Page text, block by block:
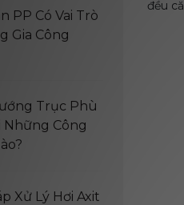
đều
PP Có Vai Trò
Gia Công
Trục Phù
Những Công
Xử Lý Hơi Axit